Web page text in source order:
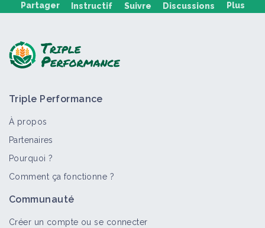
Partager Instructif Suivre Discussions Plus
Triple Performance
À propos
Partenaires
Pourquoi ?
Comment ça fonctionne ?
Communauté
Créer un compte ou se connecter